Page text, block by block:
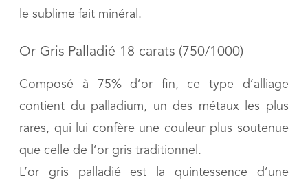
le sublime fait minéral.
Or Gris Palladié 18 carats (750/1000)
Composé à 75% d’or fin, ce type d’alliage
contient du palladium, un des métaux les plus
rares, qui lui confère une couleur plus soutenue
que celle de l’or gris traditionnel.
L’or gris palladié est la quintessence d’une